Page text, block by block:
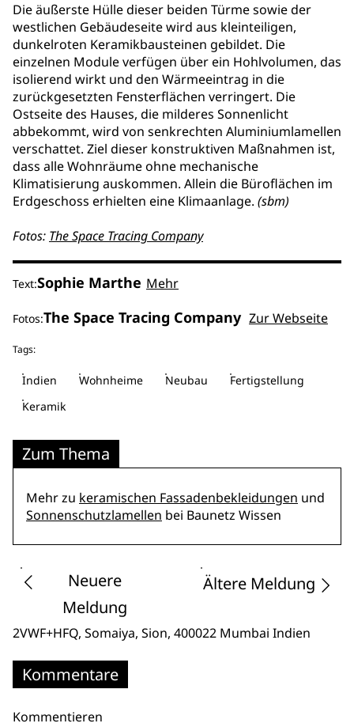
Die äußerste Hülle dieser beiden Türme sowie der
westlichen Gebäudeseite wird aus kleinteiligen,
dunkelroten Keramikbausteinen gebildet. Die
einzelnen Module verfügen über ein Hohlvolumen, das
isolierend wirkt und den Wärmeeintrag in die
zurückgesetzten Fensterflächen verringert. Die
Ostseite des Hauses, die milderes Sonnenlicht
abbekommt, wird von senkrechten Aluminiumlamellen
verschattet. Ziel dieser konstruktiven Maßnahmen ist,
dass alle Wohnräume ohne mechanische
Klimatisierung auskommen. Allein die Büroflächen im
Erdgeschoss erhielten eine Klimaanlage. (sbm)
Fotos: The Space Tracing Company
Text:Sophie Marthe Mehr
Fotos:The Space Tracing Company Zur Webseite
Tags:
Indien Wohnheime Neubau
Fertigstellung
Keramik
Zum Thema
Mehr zu keramischen Fassadenbekleidungen und
Sonnenschutzlamellen bei Baunetz Wissen
Neuere
Meldung
Ältere Meldung
2VWF+HFQ, Somaiya, Sion, 400022 Mumbai Indien
Kommentare
Kommentieren